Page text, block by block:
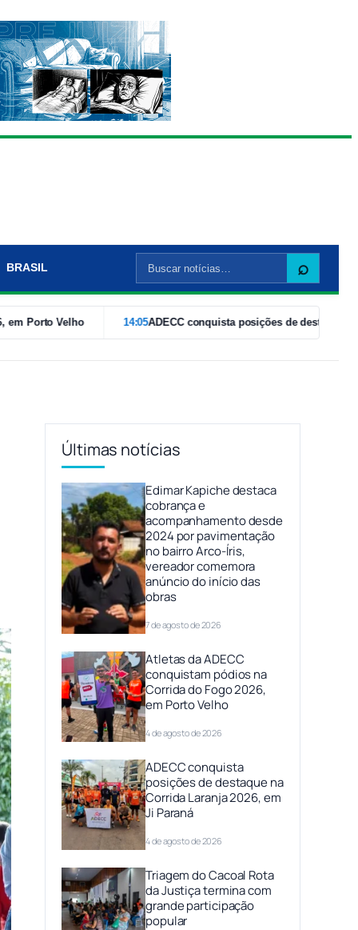
BRASIL
Buscar
por:
⌕
Velho 14:05 ADECC conquista posições de destaque na
Últimas notícias
Edimar Kapiche destaca
cobrança e
acompanhamento desde
2024 por pavimentação
no bairro Arco-Íris,
vereador comemora
anúncio do início das
obras
7 de agosto de 2026
Atletas da ADECC
conquistam pódios na
Corrida do Fogo 2026,
em Porto Velho
4 de agosto de 2026
ADECC conquista
posições de destaque na
Corrida Laranja 2026, em
Ji Paraná
4 de agosto de 2026
Triagem do Cacoal Rota
da Justiça termina com
grande participação
popular